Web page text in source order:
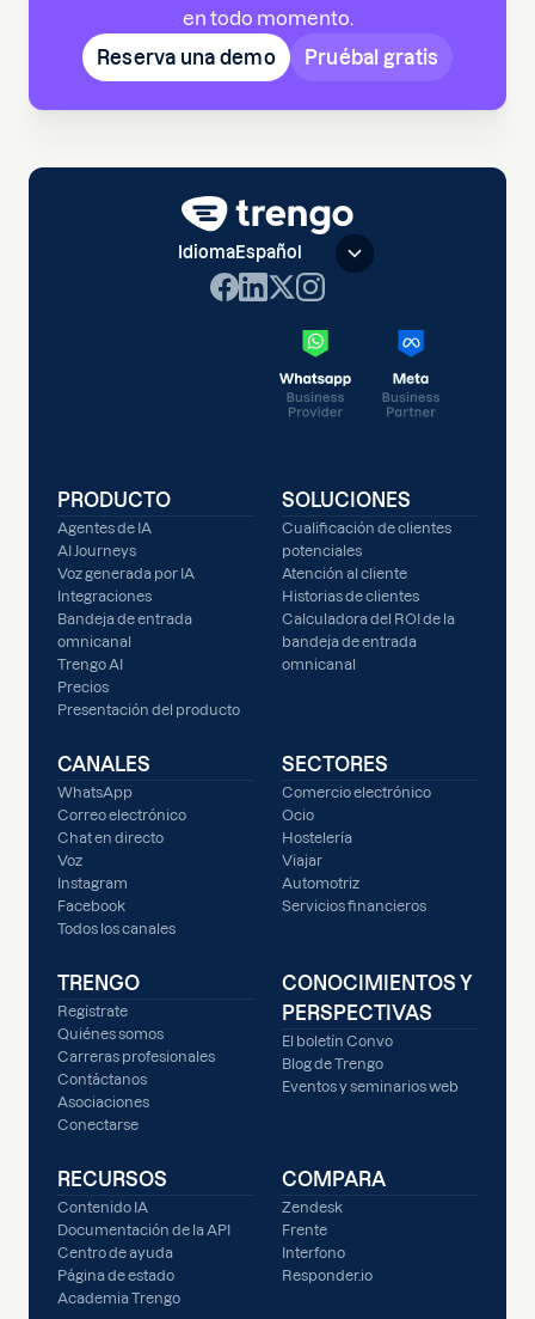
en todo momento.
Reserva una demo
Pruébal gratis
IdiomaEspañol
PRODUCTO
Agentes de IA
AI Journeys
Voz generada por IA
Integraciones
Bandeja de entrada
omnicanal
Trengo AI
Precios
Presentación del producto
SOLUCIONES
Cualificación de clientes
potenciales
Atención al cliente
Historias de clientes
Calculadora del ROI de la
bandeja de entrada
omnicanal
CANALES
WhatsApp
Correo electrónico
Chat en directo
Voz
Instagram
Facebook
Todos los canales
SECTORES
Comercio electrónico
Ocio
Hostelería
Viajar
Automotriz
Servicios financieros
TRENGO
Regístrate
Quiénes somos
Carreras profesionales
Contáctanos
Asociaciones
Conectarse
CONOCIMIENTOS Y
PERSPECTIVAS
El boletín Convo
Blog de Trengo
Eventos y seminarios web
RECURSOS
Contenido IA
Documentación de la API
Centro de ayuda
Página de estado
Academia Trengo
COMPARA
Zendesk
Frente
Interfono
Responder.io